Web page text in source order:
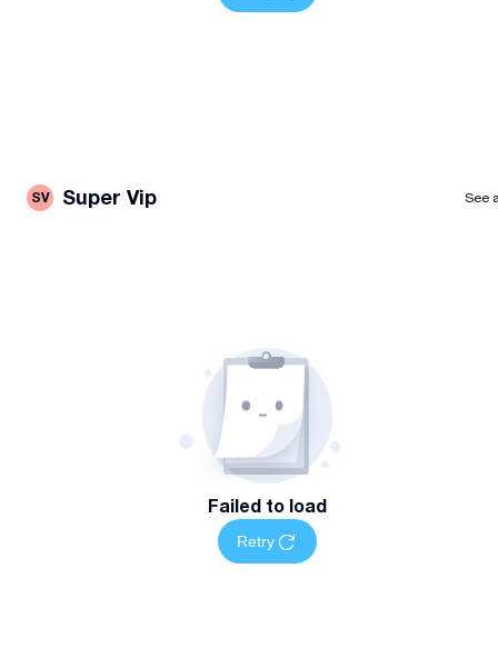
SV Super Vip See
Failed to load
Retry